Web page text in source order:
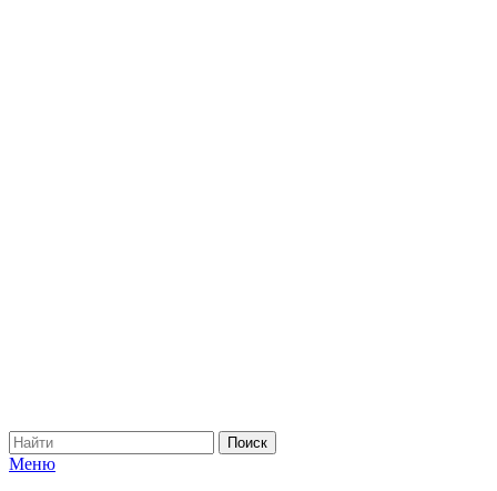
Меню